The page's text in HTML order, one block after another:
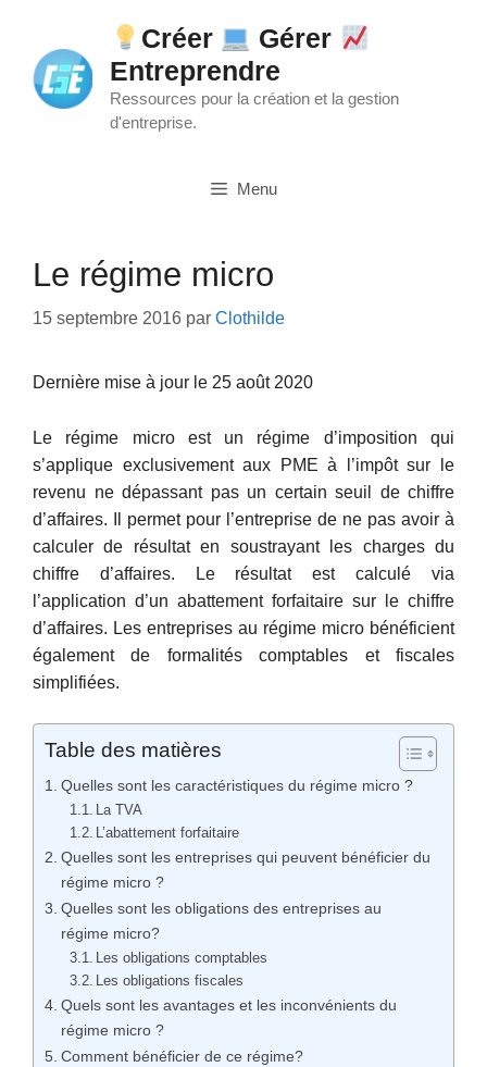
contenu
Créer
Gérer
Entreprendre
Ressources pour la création et la gestion
d'entreprise.
Menu
Le régime micro
15 septembre 2016 par Clothilde
Dernière mise à jour le 25 août 2020
Le régime micro est un régime d’imposition qui
s’applique exclusivement aux PME à l’impôt sur le
revenu ne dépassant pas un certain seuil de chiffre
d’affaires. Il permet pour l’entreprise de ne pas avoir à
calculer de résultat en soustrayant les charges du
chiffre d’affaires. Le résultat est calculé via
l’application d’un abattement forfaitaire sur le chiffre
d’affaires. Les entreprises au régime micro bénéficient
également de formalités comptables et fiscales
simplifiées.
Table des matières
Quelles sont les caractéristiques du régime micro ?
La TVA
L’abattement forfaitaire
Quelles sont les entreprises qui peuvent bénéficier du
régime micro ?
Quelles sont les obligations des entreprises au
régime micro?
Les obligations comptables
Les obligations fiscales
Quels sont les avantages et les inconvénients du
régime micro ?
Comment bénéficier de ce régime?